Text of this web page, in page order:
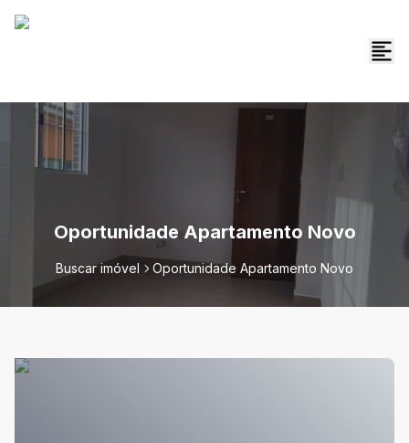
Oportunidade Apartamento Novo
Buscar imóvel Oportunidade Apartamento Novo